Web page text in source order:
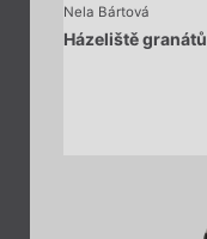
Nela Bártová
Házeliště granátů